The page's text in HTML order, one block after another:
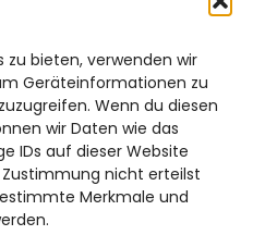
zu bieten, verwenden wir
Geräteinformationen zu
Wenn du diesen
wir Daten wie das
IDs auf dieser Website
nicht erteilst
Merkmale und
FÜR